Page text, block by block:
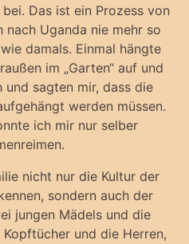
Das ist ein Prozess von
nach Uganda nie mehr so
damals. Einmal hängte
im „Garten“ auf und
und sagten mir, dass die
werden müssen.
ich mir nur selber
nicht nur die Kultur der
sondern auch der
jungen Mädels und die
und die Herren,